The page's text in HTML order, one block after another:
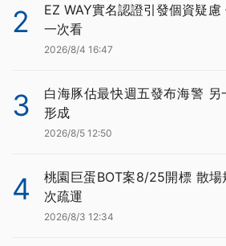
2
EZ WAY實名認證引發個資疑
一次看
2026/8/4 16:47
3
白海豚估最快週五發布海警
形成
2026/8/5 12:50
4
桃園巨蛋BOT案8/25開標 散場
次疏運
2026/8/3 12:34